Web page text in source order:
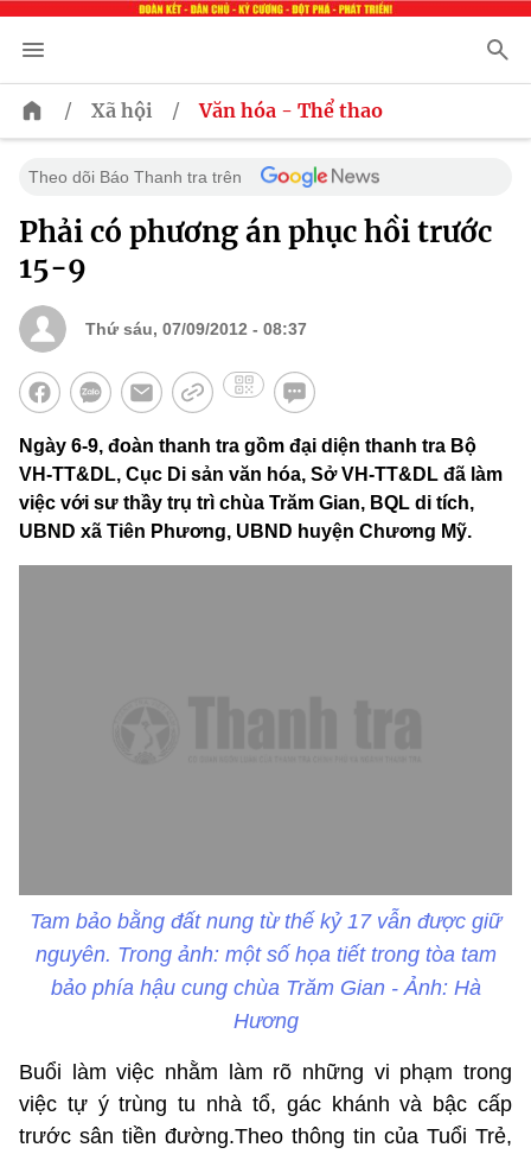
/ Xã hội / Văn hóa - Thể thao
Theo dõi Báo Thanh tra trên
Phải có phương án phục hồi trước
15-9
Thứ sáu, 07/09/2012 - 08:37
Ngày 6-9, đoàn thanh tra gồm đại diện thanh tra Bộ
VH-TT&DL, Cục Di sản văn hóa, Sở VH-TT&DL đã làm
việc với sư thầy trụ trì chùa Trăm Gian, BQL di tích,
UBND xã Tiên Phương, UBND huyện Chương Mỹ.
Tam bảo bằng đất nung từ thế kỷ 17 vẫn được giữ
nguyên. Trong ảnh: một số họa tiết trong tòa tam
bảo phía hậu cung chùa Trăm Gian - Ảnh: Hà
Hương
Buổi làm việc nhằm làm rõ những vi phạm trong
việc tự ý trùng tu nhà tổ, gác khánh và bậc cấp
trước sân tiền đường.Theo thông tin của Tuổi Trẻ,